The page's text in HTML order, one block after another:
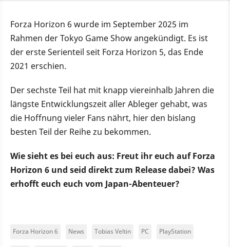
Forza Horizon 6 wurde im September 2025 im
Rahmen der Tokyo Game Show angekündigt. Es ist
der erste Serienteil seit Forza Horizon 5, das Ende
2021 erschien.
Der sechste Teil hat mit knapp viereinhalb Jahren die
längste Entwicklungszeit aller Ableger gehabt, was
die Hoffnung vieler Fans nährt, hier den bislang
besten Teil der Reihe zu bekommen.
Wie sieht es bei euch aus: Freut ihr euch auf Forza
Horizon 6 und seid direkt zum Release dabei? Was
erhofft euch euch vom Japan-Abenteuer?
Forza Horizon 6 News Tobias Veltin PC PlayStation